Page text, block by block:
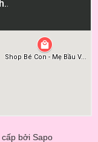
cấp bởi Sapo